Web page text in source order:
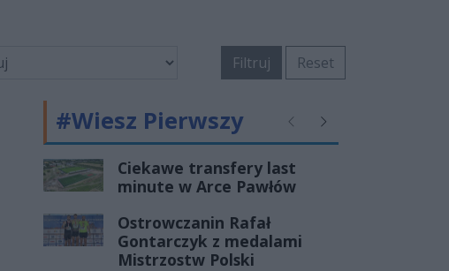
Filtruj Reset
#Wiesz Pierwszy PoprzednieNastępne
Ciekawe transfery last
minute w Arce Pawłów
Ostrowczanin Rafał
Gontarczyk z medalami
Mistrzostw Polski